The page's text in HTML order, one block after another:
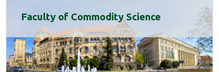
Faculty of Commodity Science